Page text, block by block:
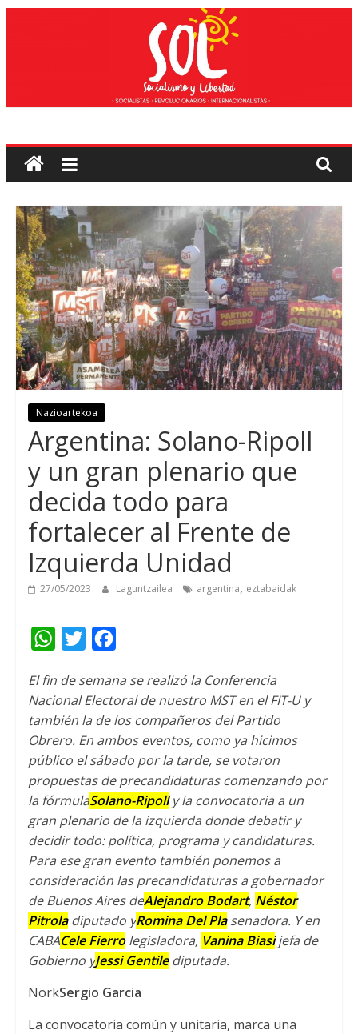
Sozialismoa
eta
Askatasuna
Nazioartekoa
Argentina: Solano-Ripoll
y un gran plenario que
decida todo para
fortalecer al Frente de
Izquierda Unidad
27/05/2023 Laguntzailea argentina, eztabaidak
W
a
t
s
A
p
p
i
t
t
e
r
c
e
b
o
o
k
El fin de semana se realizó la Conferencia
Nacional Electoral de nuestro MST en el FIT-U y
también la de los compañeros del Partido
Obrero. En ambos eventos, como ya hicimos
público el sábado por la tarde, se votaron
propuestas de precandidaturas comenzando por
la fórmulaSolano-Ripoll y la convocatoria a un
gran plenario de la izquierda donde debatir y
decidir todo:política, programa y candidaturas.
Para ese gran evento también ponemos a
consideración las precandidaturas a gobernador
de Buenos Aires deAlejandro Bodart, Néstor
Pitrola diputado yRomina Del Pla senadora. Y en
CABACele Fierro legisladora, Vanina Biasi jefa de
Gobierno yJessi Gentile diputada.
NorkSergio Garcia
La convocatoria común y unitaria, marca una